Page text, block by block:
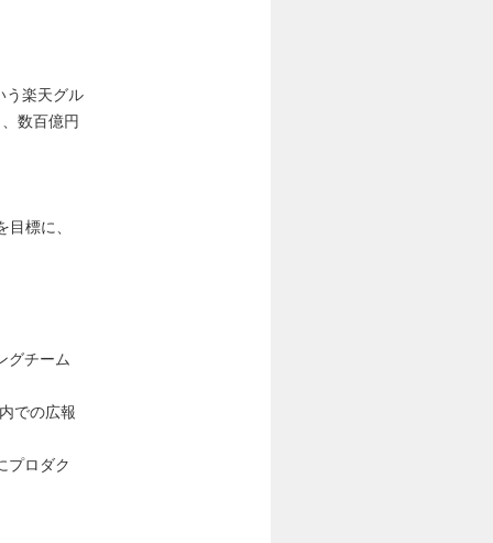
う楽天グル
数百億円
標に、
グチーム
での広報
プロダク